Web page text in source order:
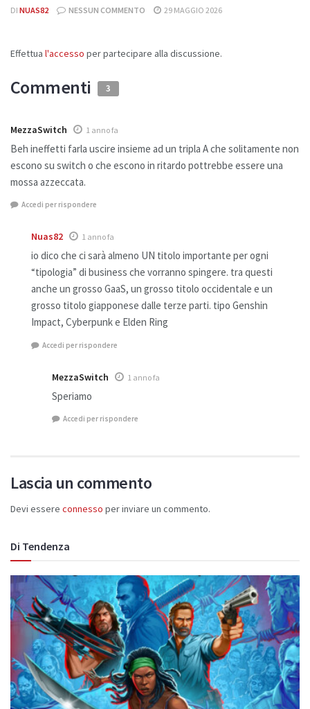
DI NUAS82 NESSUN COMMENTO 29 MAGGIO 2026
Effettua l'accesso per partecipare alla discussione.
Commenti 3
MezzaSwitch 1 anno fa
Beh ineffetti farla uscire insieme ad un tripla A che solitamente non
escono su switch o che escono in ritardo pottrebbe essere una
mossa azzeccata.
Accedi per rispondere
Nuas82 1 anno fa
io dico che ci sarà almeno UN titolo importante per ogni
“tipologia” di business che vorranno spingere. tra questi
anche un grosso GaaS, un grosso titolo occidentale e un
grosso titolo giapponese dalle terze parti. tipo Genshin
Impact, Cyberpunk e Elden Ring
Accedi per rispondere
MezzaSwitch 1 anno fa
Speriamo
Accedi per rispondere
Lascia un commento
Devi essere connesso per inviare un commento.
Di Tendenza